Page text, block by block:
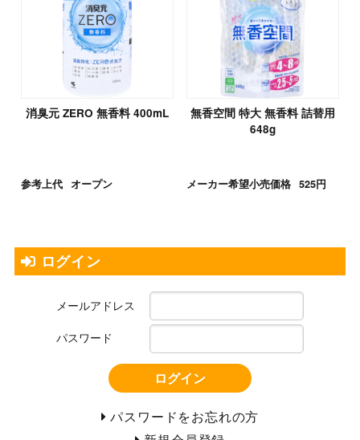
消臭元 ZERO 無香料 400mL
参考上代 オープン
無香空間 特大 無香料 詰替用
648g
メーカー希望小売価格 525円
ログイン
メールアドレス
パスワード
ログイン
パスワードをお忘れの方